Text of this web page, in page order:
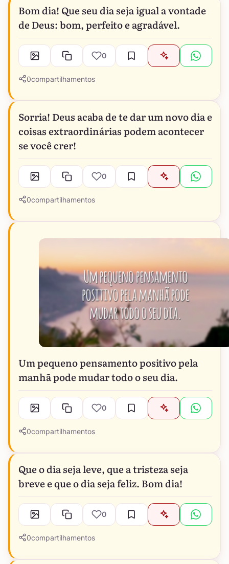
Bom dia! Que seu dia seja igual a vontade
de Deus: bom, perfeito e agradável.
0
0compartilhamentos
Sorria! Deus acaba de te dar um novo dia e
coisas extraordinárias podem acontecer
se você crer!
0
0compartilhamentos
Um pequeno pensamento positivo pela
manhã pode mudar todo o seu dia.
0
0compartilhamentos
Que o dia seja leve, que a tristeza seja
breve e que o dia seja feliz. Bom dia!
0
0compartilhamentos